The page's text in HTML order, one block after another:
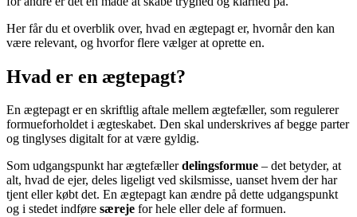
Her får du et overblik over, hvad en ægtepagt er, hvornår den kan
være relevant, og hvorfor flere vælger at oprette en.
Hvad er en ægtepagt?
En ægtepagt er en skriftlig aftale mellem ægtefæller, som regulerer
formueforholdet i ægteskabet. Den skal underskrives af begge parter
og tinglyses digitalt for at være gyldig.
Som udgangspunkt har ægtefællerdelingsformue – det betyder, at
alt, hvad de ejer, deles ligeligt ved skilsmisse, uanset hvem der har
tjent eller købt det. En ægtepagt kan ændre på dette udgangspunkt
og i stedet indføre særeje for hele eller dele af formuen.